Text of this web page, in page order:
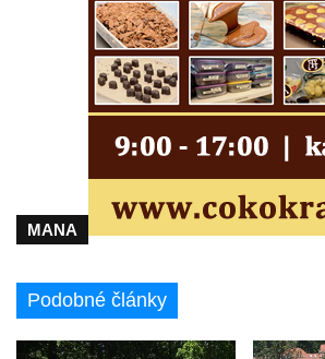
Pamětní deska Josefa Hloucha na
biskupské rezidenci v Českých
Budějovicích
Socha žáby u rybníčku na Náměstí v
Pamětní kámen družebních obcí Kamenný
Újezd a Krauchthal v parku na Náměstí v
Kamenném Újezdě
Velešíně
Pomník J. V. Kamarýta v Krumlovské ulici ve
Velešíně
MANA
Podobné články